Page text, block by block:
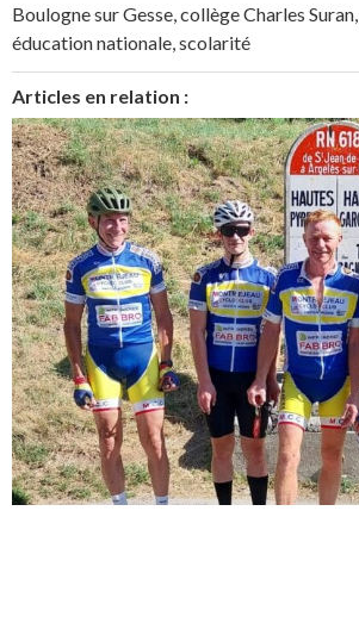
Boulogne sur Gesse,collège Charles Suran,
éducation nationale,scolarité
Articles en relation :